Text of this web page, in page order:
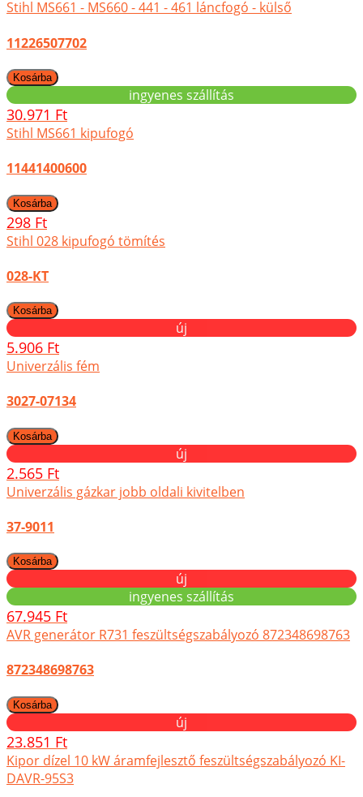
Stihl MS661 - MS660 - 441 - 461 láncfogó - külső
11226507702
ingyenes szállítás
30.971 Ft
Stihl MS661 kipufogó
11441400600
298 Ft
Stihl 028 kipufogó tömítés
028-KT
új
5.906 Ft
Univerzális fém
3027-07134
új
2.565 Ft
Univerzális gázkar jobb oldali kivitelben
37-9011
új
ingyenes szállítás
67.945 Ft
AVR generátor R731 feszültségszabályozó 872348698763
872348698763
új
23.851 Ft
Kipor dízel 10 kW áramfejlesztő feszültségszabályozó KI-
DAVR-95S3